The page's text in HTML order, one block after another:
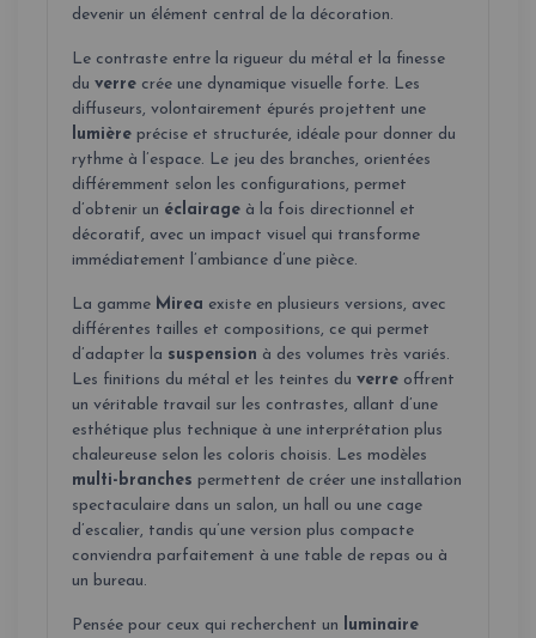
devenir un élément central de la décoration.
Le contraste entre la rigueur du métal et la finesse
du verre crée une dynamique visuelle forte. Les
diffuseurs, volontairement épurés projettent une
lumière précise et structurée, idéale pour donner du
rythme à l’espace. Le jeu des branches, orientées
différemment selon les configurations, permet
d’obtenir un éclairage à la fois directionnel et
décoratif, avec un impact visuel qui transforme
immédiatement l’ambiance d’une pièce.
La gamme Mirea existe en plusieurs versions, avec
différentes tailles et compositions, ce qui permet
d’adapter la suspension à des volumes très variés.
Les finitions du métal et les teintes du verre offrent
un véritable travail sur les contrastes, allant d’une
esthétique plus technique à une interprétation plus
chaleureuse selon les coloris choisis. Les modèles
multi-branches permettent de créer une installation
spectaculaire dans un salon, un hall ou une cage
d’escalier, tandis qu’une version plus compacte
conviendra parfaitement à une table de repas ou à
un bureau.
Pensée pour ceux qui recherchent un
luminaire